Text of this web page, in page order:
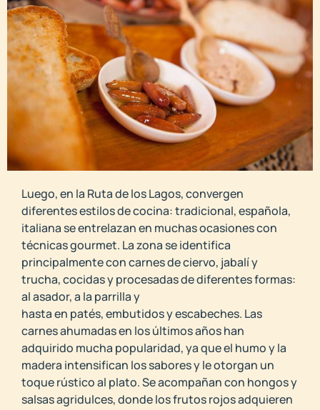
Luego, en la Ruta de los Lagos, convergen
diferentes estilos de cocina: tradicional, española,
italiana se entrelazan en muchas ocasiones con
técnicas gourmet. La zona se identifica
principalmente con carnes de ciervo, jabalí y
trucha, cocidas y procesadas de diferentes formas:
al asador, a la parrilla y
hasta en patés, embutidos y escabeches. Las
carnes ahumadas en los últimos años han
adquirido mucha popularidad, ya que el humo y la
madera intensifican los sabores y le otorgan un
toque rústico al plato. Se acompañan con hongos y
salsas agridulces, donde los frutos rojos adquieren